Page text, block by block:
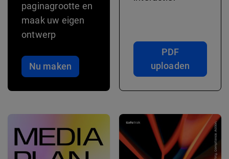
paginagrootte en
maak uw eigen
ontwerp
Nu maken
PDF
uploaden